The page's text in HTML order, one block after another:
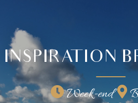
INSPIRATION
Week-end